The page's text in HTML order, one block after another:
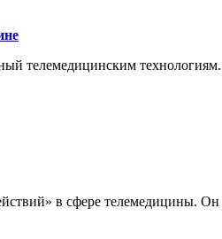
телемедицинским технологиям.
в сфере телемедицины.